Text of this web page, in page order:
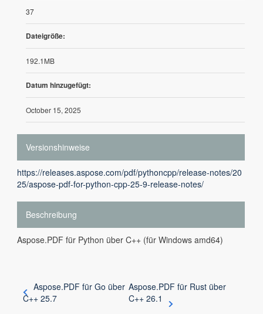
37
Dateigröße:
192.1MB
Datum hinzugefügt:
October 15, 2025
Versionshinweise
https://releases.aspose.com/pdf/pythoncpp/release-notes/20
25/aspose-pdf-for-python-cpp-25-9-release-notes/
Beschreibung
Aspose.PDF für Python über C++ (für Windows amd64)
Aspose.PDF für Go über
C++ 25.7
Aspose.PDF für Rust über
C++ 26.1